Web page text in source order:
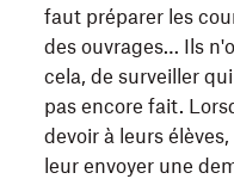
faut préparer les
des ouvrages… Ils
cela, de surveiller
pas encore fait.
devoir à leurs
leur envoyer une